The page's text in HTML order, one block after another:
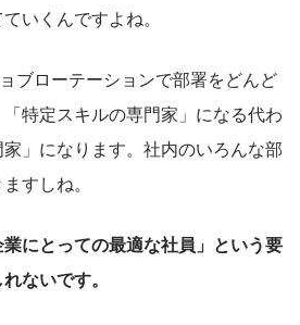
いくんですよね。
ブローテーションで部署をどんど
特定スキルの専門家」になる代わ
」になります。社内のいろんな部
すしね。
にとっての最適な社員」という要
ないです。